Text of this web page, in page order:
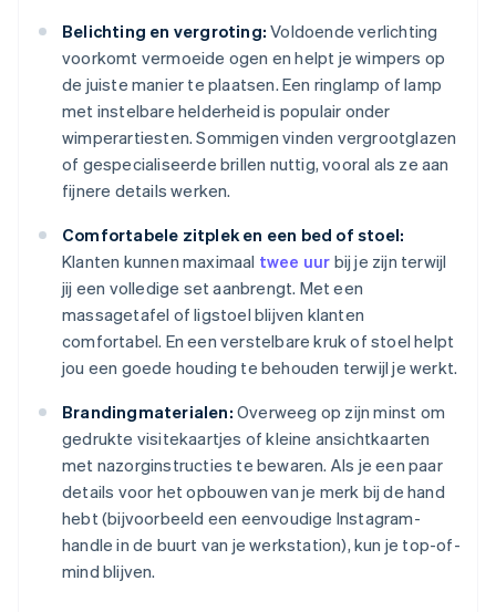
Belichting en vergroting: Voldoende verlichting
voorkomt vermoeide ogen en helpt je wimpers op
de juiste manier te plaatsen. Een ringlamp of lamp
met instelbare helderheid is populair onder
wimperartiesten. Sommigen vinden vergrootglazen
of gespecialiseerde brillen nuttig, vooral als ze aan
fijnere details werken.
Comfortabele zitplek en een bed of stoel:
Klanten kunnen maximaal twee uur bij je zijn terwijl
jij een volledige set aanbrengt. Met een
massagetafel of ligstoel blijven klanten
comfortabel. En een verstelbare kruk of stoel helpt
jou een goede houding te behouden terwijl je werkt.
Brandingmaterialen: Overweeg op zijn minst om
gedrukte visitekaartjes of kleine ansichtkaarten
met nazorginstructies te bewaren. Als je een paar
details voor het opbouwen van je merk bij de hand
hebt (bijvoorbeeld een eenvoudige Instagram-
handle in de buurt van je werkstation), kun je top-of-
mind blijven.